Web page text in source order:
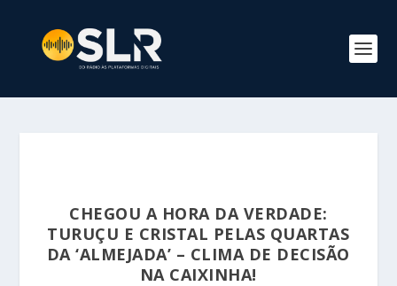
CHEGOU A HORA DA VERDADE:
TURUÇU E CRISTAL PELAS QUARTAS
DA ‘ALMEJADA’ – CLIMA DE DECISÃO
NA CAIXINHA!